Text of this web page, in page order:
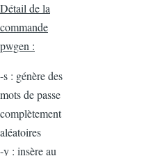
Détail de la
commande
pwgen :
-s : génère des
mots de passe
complètement
aléatoires
-y : insère au